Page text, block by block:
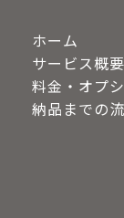
ホーム
サービス概要
料金・オプ
納品までの